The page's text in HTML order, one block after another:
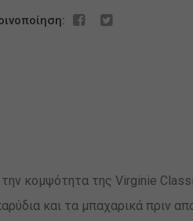
κομψότητα της Virginie
και τα μπαχαρικά πριν